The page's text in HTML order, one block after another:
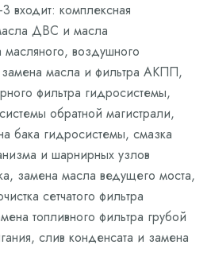
входит: комплексная
ДВС и масла
воздушного
замена масла и фильтра АКПП,
фильтра гидросистемы,
обратной магистрали,
бака гидросистемы, смазка
и шарнирных узлов
замена масла ведущего моста,
сетчатого фильтра
топливного фильтра грубой
слив конденсата и замена